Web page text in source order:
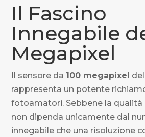
Il Fascino
Innegabile
Megapixel
Il sensore da 100 megapixel
rappresenta un potente
fotoamatori. Sebbene la qualità
non dipenda unicamente dal
innegabile che una risoluzione